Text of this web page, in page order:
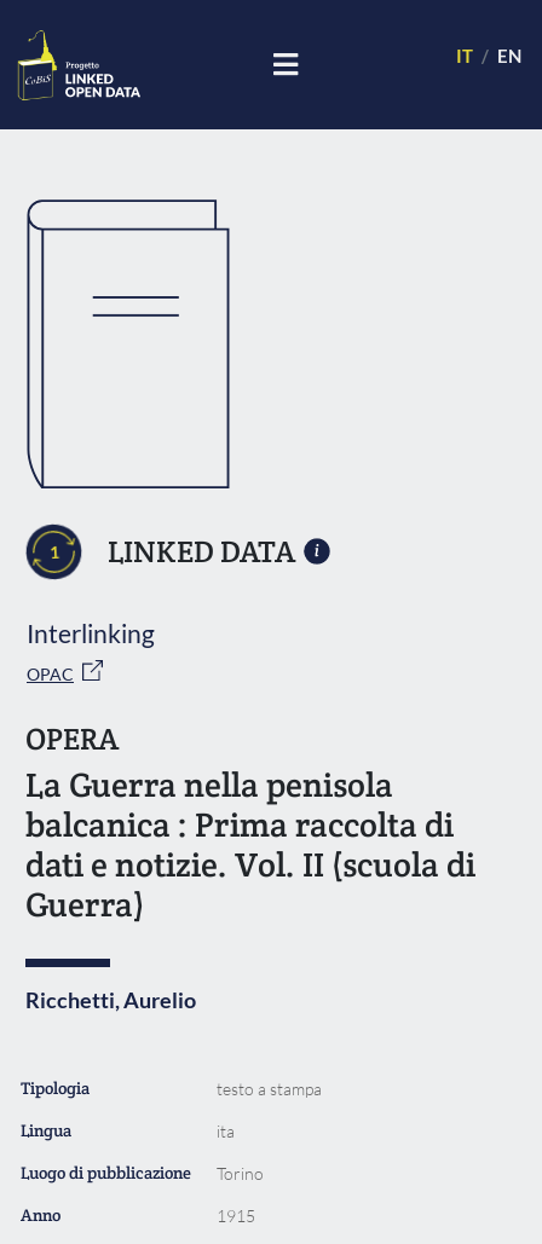
IT EN
1 LINKED DATA
Interlinking
OPAC
OPERA
La Guerra nella penisola
balcanica : Prima raccolta di
dati e notizie. Vol. II (scuola di
Guerra)
Ricchetti, Aurelio
Tipologia testo a stampa
Lingua ita
Luogo di pubblicazione Torino
Anno 1915